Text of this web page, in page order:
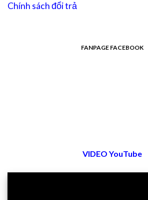
Chính sách đổi trả
FANPAGE FACEBOOK
VIDEO YouTube